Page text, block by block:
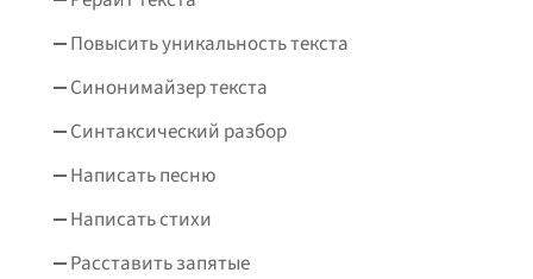
Повысить уникальность текста
Синонимайзер текста
Синтаксический разбор
Написать песню
Написать стихи
Расставить запятые